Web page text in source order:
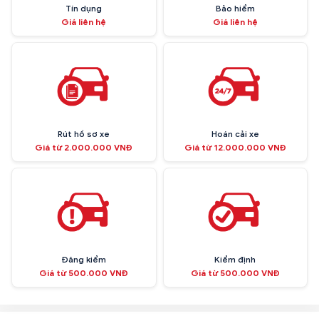
Tín dụng
Giá liên hệ
Bảo hiểm
Giá liên hệ
Rút hồ sơ xe
Giá từ 2.000.000 VNĐ
Hoán cải xe
Giá từ 12.000.000 VNĐ
Đăng kiểm
Giá từ 500.000 VNĐ
Kiểm định
Giá từ 500.000 VNĐ